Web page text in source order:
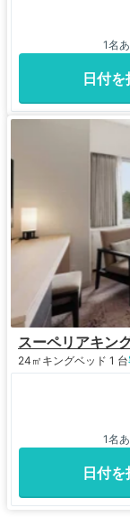
1名
日付
スーペリアキン
24㎡ キングベッド 1 台
1名
日付